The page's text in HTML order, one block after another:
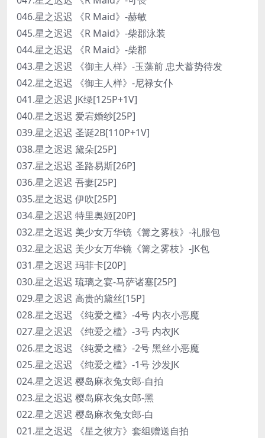
046.星之迟迟 《R Maid》-赫敏
045.星之迟迟 《R Maid》-柴郡泳装
044.星之迟迟 《R Maid》-柴郡
043.星之迟迟 《御主人样》-玉藻前 忠犬蓄势待发
042.星之迟迟 《御主人样》-尼禄女仆
041.星之迟迟 JK绿[125P+1V]
040.星之迟迟 爱宕婚纱[25P]
039.星之迟迟 圣诞2B[110P+1V]
038.星之迟迟 黛朵[25P]
037.星之迟迟 圣路易斯[26P]
036.星之迟迟 吾妻[25P]
035.星之迟迟 伊吹[25P]
034.星之迟迟 特里奥姬[20P]
032.星之迟迟 美少女万华镜《篝之雾枝》-礼服包
032.星之迟迟 美少女万华镜《篝之雾枝》-JK包
031.星之迟迟 玛菲卡[20P]
030.星之迟迟 琉璃之宴-马萨诸塞[25P]
029.星之迟迟 高贵的黛丝[15P]
028.星之迟迟 《纯爱之槛》-4号 内衣小恶魔
027.星之迟迟 《纯爱之槛》-3号 内衣JK
026.星之迟迟 《纯爱之槛》-2号 黑丝小恶魔
025.星之迟迟 《纯爱之槛》-1号 沙发JK
024.星之迟迟 樱岛麻衣兔女郎-自拍
023.星之迟迟 樱岛麻衣兔女郎-黑
022.星之迟迟 樱岛麻衣兔女郎-白
021.星之迟迟 《星之彼方》套组赠送自拍